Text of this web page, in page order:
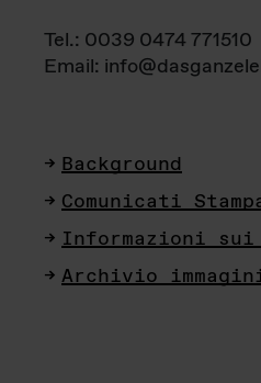
Tel.: 0039 0474 771510
Email:
Background
Comunicati
Informazioni
Archivio